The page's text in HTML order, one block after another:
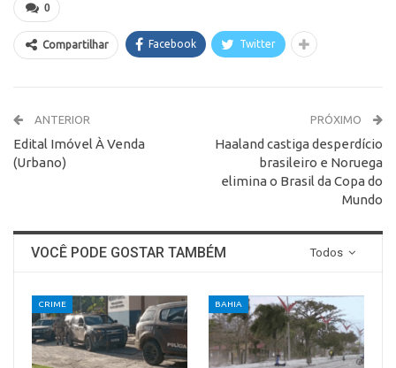
0
Compartilhar Facebook Twitter
ANTERIOR
Edital Imóvel À Venda
(Urbano)
PRÓXIMO
Haaland castiga desperdício
brasileiro e Noruega
elimina o Brasil da Copa do
Mundo
Todos
VOCÊ PODE GOSTAR TAMBÉM
CRIME BAHIA